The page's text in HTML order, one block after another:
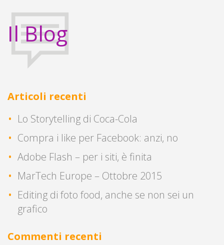
Il Blog
Articoli recenti
Lo Storytelling di Coca-Cola
Compra i like per Facebook: anzi, no
Adobe Flash – per i siti, è finita
MarTech Europe – Ottobre 2015
Editing di foto food, anche se non sei un
grafico
Commenti recenti